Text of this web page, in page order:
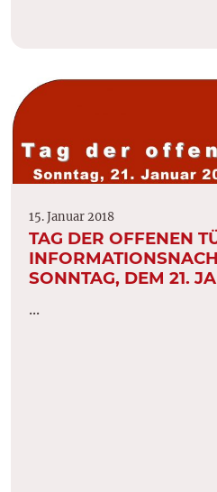
15. Januar 2018
TAG DER OFFENEN
SONNTAG, DEM 21.
...